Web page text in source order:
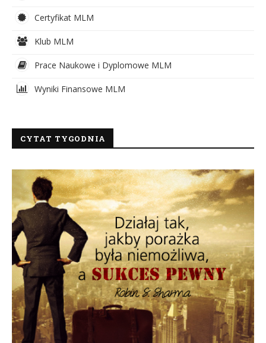
Certyfikat MLM
Klub MLM
Prace Naukowe i Dyplomowe MLM
Wyniki Finansowe MLM
CYTAT TYGODNIA